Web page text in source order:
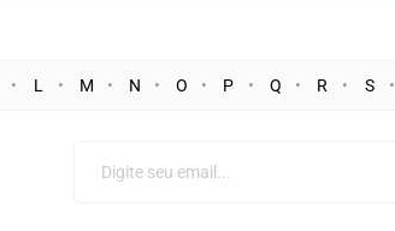
L M N O P Q R S